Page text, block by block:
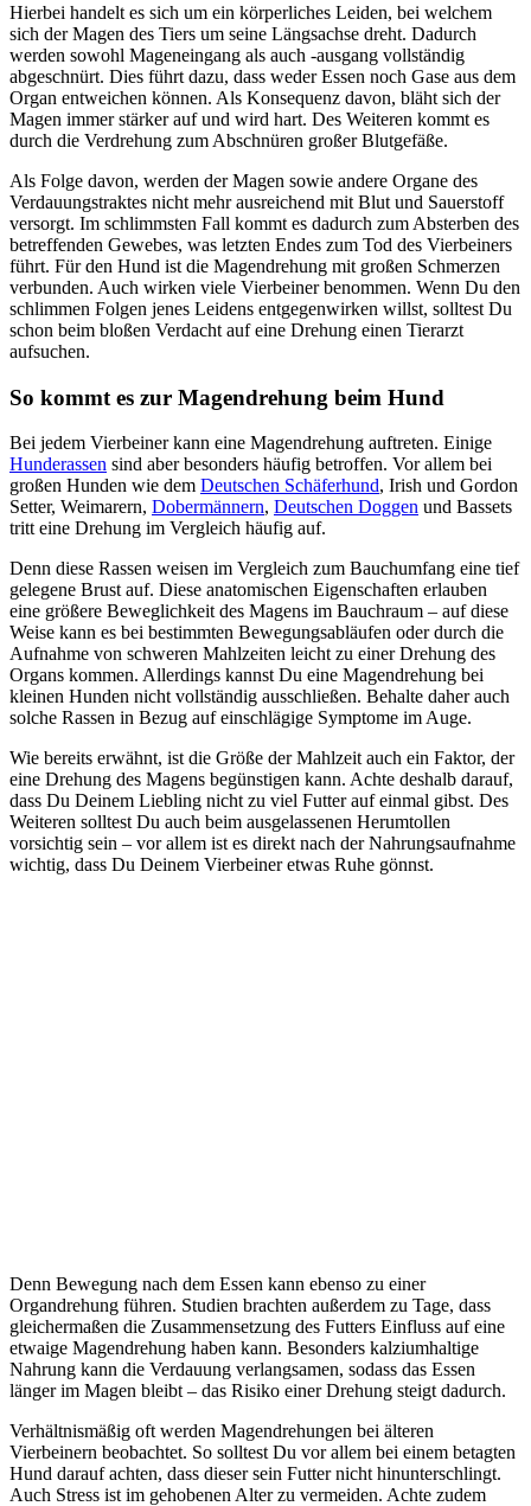
Hierbei handelt es sich um ein körperliches Leiden, bei welchem
sich der Magen des Tiers um seine Längsachse dreht. Dadurch
werden sowohl Mageneingang als auch -ausgang vollständig
abgeschnürt. Dies führt dazu, dass weder Essen noch Gase aus dem
Organ entweichen können. Als Konsequenz davon, bläht sich der
Magen immer stärker auf und wird hart. Des Weiteren kommt es
durch die Verdrehung zum Abschnüren großer Blutgefäße.
Als Folge davon, werden der Magen sowie andere Organe des
Verdauungstraktes nicht mehr ausreichend mit Blut und Sauerstoff
versorgt. Im schlimmsten Fall kommt es dadurch zum Absterben des
betreffenden Gewebes, was letzten Endes zum Tod des Vierbeiners
führt. Für den Hund ist die Magendrehung mit großen Schmerzen
verbunden. Auch wirken viele Vierbeiner benommen. Wenn Du den
schlimmen Folgen jenes Leidens entgegenwirken willst, solltest Du
schon beim bloßen Verdacht auf eine Drehung einen Tierarzt
aufsuchen.
So kommt es zur Magendrehung beim Hund
Bei jedem Vierbeiner kann eine Magendrehung auftreten. Einige
Hunderassen sind aber besonders häufig betroffen. Vor allem bei
großen Hunden wie dem Deutschen Schäferhund, Irish und Gordon
Setter, Weimarern, Dobermännern, Deutschen Doggen und Bassets
tritt eine Drehung im Vergleich häufig auf.
Denn diese Rassen weisen im Vergleich zum Bauchumfang eine tief
gelegene Brust auf. Diese anatomischen Eigenschaften erlauben
eine größere Beweglichkeit des Magens im Bauchraum – auf diese
Weise kann es bei bestimmten Bewegungsabläufen oder durch die
Aufnahme von schweren Mahlzeiten leicht zu einer Drehung des
Organs kommen. Allerdings kannst Du eine Magendrehung bei
kleinen Hunden nicht vollständig ausschließen. Behalte daher auch
solche Rassen in Bezug auf einschlägige Symptome im Auge.
Wie bereits erwähnt, ist die Größe der Mahlzeit auch ein Faktor, der
eine Drehung des Magens begünstigen kann. Achte deshalb darauf,
dass Du Deinem Liebling nicht zu viel Futter auf einmal gibst. Des
Weiteren solltest Du auch beim ausgelassenen Herumtollen
vorsichtig sein – vor allem ist es direkt nach der Nahrungsaufnahme
wichtig, dass Du Deinem Vierbeiner etwas Ruhe gönnst.
Denn Bewegung nach dem Essen kann ebenso zu einer
Organdrehung führen. Studien brachten außerdem zu Tage, dass
gleichermaßen die Zusammensetzung des Futters Einfluss auf eine
etwaige Magendrehung haben kann. Besonders kalziumhaltige
Nahrung kann die Verdauung verlangsamen, sodass das Essen
länger im Magen bleibt – das Risiko einer Drehung steigt dadurch.
Verhältnismäßig oft werden Magendrehungen bei älteren
Vierbeinern beobachtet. So solltest Du vor allem bei einem betagten
Hund darauf achten, dass dieser sein Futter nicht hinunterschlingt.
Auch Stress ist im gehobenen Alter zu vermeiden. Achte zudem